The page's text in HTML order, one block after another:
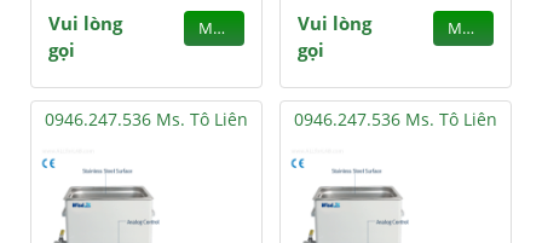
Vui lòng
gọi
MUA
Vui lòng
gọi
MUA
0946.247.536 Ms. Tô Liên 0946.247.536 Ms. Tô Liên